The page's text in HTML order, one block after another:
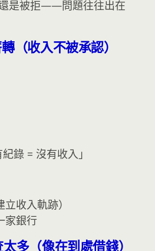
是被拒——問題往往出在
（收入不被承認）
錄 = 沒有收入」
收入軌跡）
家銀行
多（像在到處借錢）